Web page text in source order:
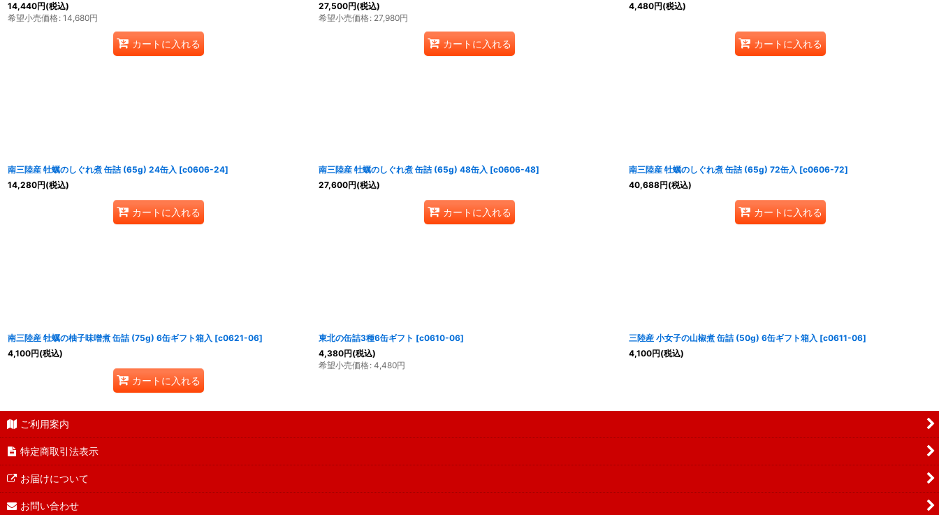
14,440円(税込)
希望小売価格: 14,680円
カートに入れる
27,500円(税込)
希望小売価格: 27,980円
カートに入れる
4,480円(税込)
カートに入れる
南三陸産 牡蠣のしぐれ煮 缶詰 (65g) 24缶入 [c0606-24]
14,280円(税込)
カートに入れる
南三陸産 牡蠣のしぐれ煮 缶詰 (65g) 48缶入 [c0606-48]
27,600円(税込)
カートに入れる
南三陸産 牡蠣のしぐれ煮 缶詰 (65g) 72缶入 [c0606-72]
40,688円(税込)
カートに入れる
南三陸産 牡蠣の柚子味噌煮 缶詰 (75g) 6缶ギフト箱入 [c0621-06]
4,100円(税込)
カートに入れる
東北の缶詰3種6缶ギフト [c0610-06]
4,380円(税込)
希望小売価格: 4,480円
三陸産 小女子の山椒煮 缶詰 (50g) 6缶ギフト箱入 [c0611-06]
4,100円(税込)
ご利用案内
特定商取引法表示
お届けについて
お問い合わせ